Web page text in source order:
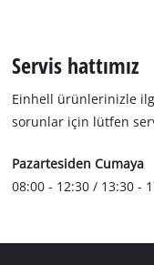
Servis hattımız
Einhell ürünlerinizle
sorunlar için lütfen
Pazartesiden Cumaya
08:00 - 12:30 / 13:30 -